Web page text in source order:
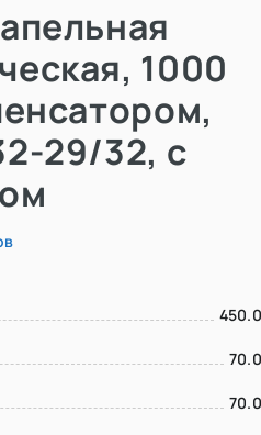
1000
29/32, с
450.0
70.0
70.0